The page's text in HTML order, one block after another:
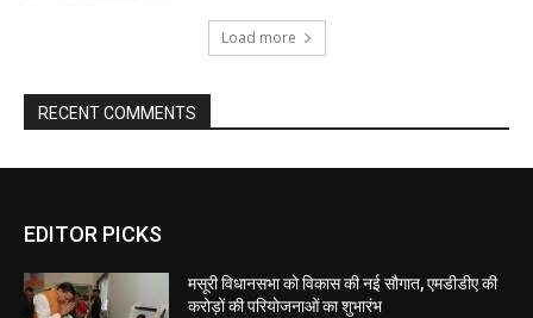
EDITOR PICKS
मसूरी विधानसभा को विकास की नई सौगात, एमडीडीए की
करोड़ों की परियोजनाओं का शुभारंभ